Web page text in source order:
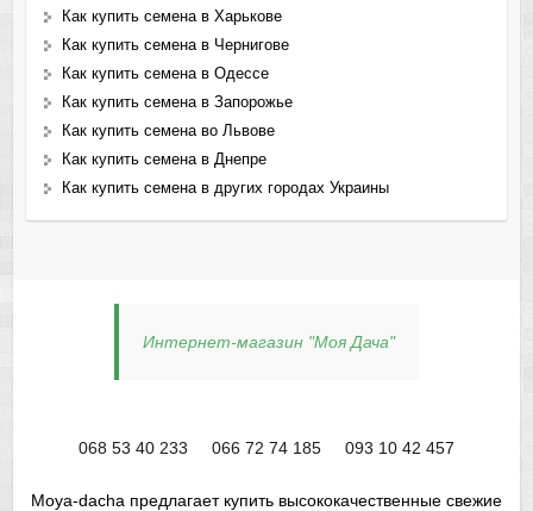
Как купить семена в Харькове
Как купить семена в Чернигове
Как купить семена в Одессе
Как купить семена в Запорожье
Как купить семена во Львове
Как купить семена в Днепре
Как купить семена в других городах Украины
Интернет-магазин "Моя Дача"
068 53 40 233 066 72 74 185 093 10 42 457
Moya-dacha предлагает купить высококачественные свежие